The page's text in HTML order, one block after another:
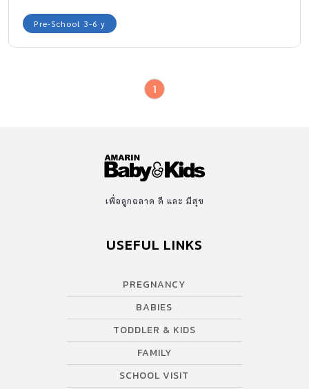
Pre-School 3-6 y
1
เพื่อลูกฉลาด ดี และ มีสุข
USEFUL LINKS
PREGNANCY
BABIES
TODDLER & KIDS
FAMILY
SCHOOL VISIT